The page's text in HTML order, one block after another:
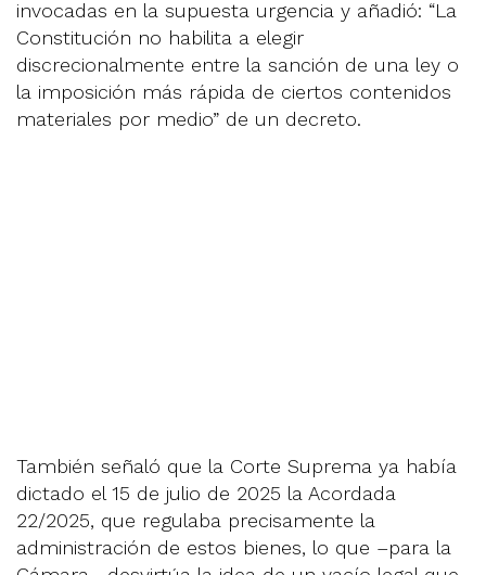
invocadas en la supuesta urgencia y añadió: “La
Constitución no habilita a elegir
discrecionalmente entre la sanción de una ley o
la imposición más rápida de ciertos contenidos
materiales por medio” de un decreto.
También señaló que la Corte Suprema ya había
dictado el 15 de julio de 2025 la Acordada
22/2025, que regulaba precisamente la
administración de estos bienes, lo que –para la